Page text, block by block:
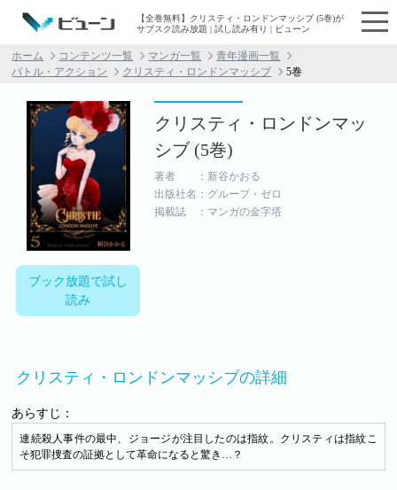
【全巻無料】クリスティ・ロンドンマッシブ (5巻)が
サブスク読み放題 | 試し読み有り | ビューン
ホーム コンテンツ一覧 マンガ一覧
青年漫画一覧
バトル・アクション
クリスティ・ロンドンマッシブ 5巻
ブック放題で試し
読み
クリスティ・ロンドンマッ
シブ (5巻)
著者 ：新谷かおる
出版社名：グループ・ゼロ
掲載誌 ：マンガの金字塔
クリスティ・ロンドンマッシブの詳細
あらすじ：
連続殺人事件の最中、ジョージが注目したのは指紋。クリスティは指紋こ
そ犯罪捜査の証拠として革命になると驚き…？